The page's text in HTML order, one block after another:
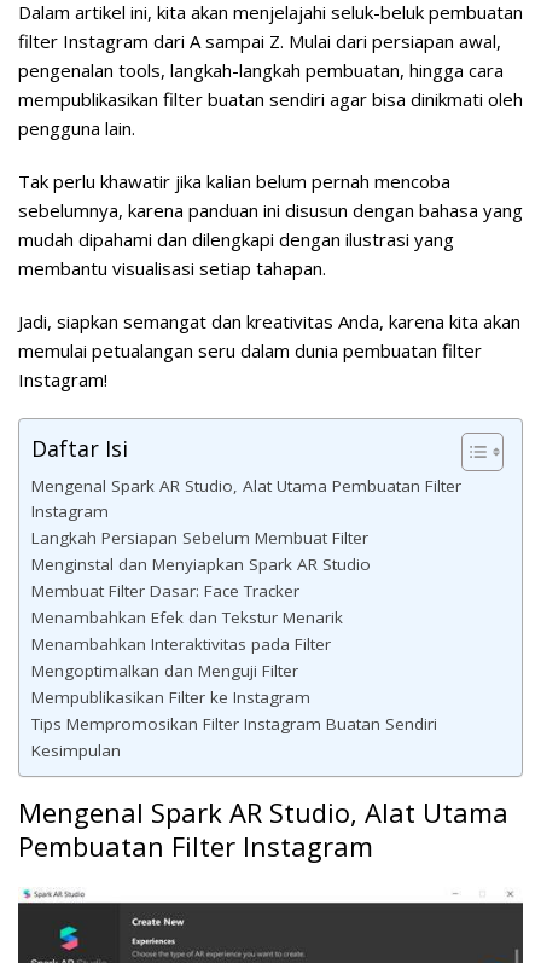
Dalam artikel ini, kita akan menjelajahi seluk-beluk pembuatan
filter Instagram dari A sampai Z. Mulai dari persiapan awal,
pengenalan tools, langkah-langkah pembuatan, hingga cara
mempublikasikan filter buatan sendiri agar bisa dinikmati oleh
pengguna lain.
Tak perlu khawatir jika kalian belum pernah mencoba
sebelumnya, karena panduan ini disusun dengan bahasa yang
mudah dipahami dan dilengkapi dengan ilustrasi yang
membantu visualisasi setiap tahapan.
Jadi, siapkan semangat dan kreativitas Anda, karena kita akan
memulai petualangan seru dalam dunia pembuatan filter
Instagram!
Daftar Isi
Mengenal Spark AR Studio, Alat Utama Pembuatan Filter
Instagram
Langkah Persiapan Sebelum Membuat Filter
Menginstal dan Menyiapkan Spark AR Studio
Membuat Filter Dasar: Face Tracker
Menambahkan Efek dan Tekstur Menarik
Menambahkan Interaktivitas pada Filter
Mengoptimalkan dan Menguji Filter
Mempublikasikan Filter ke Instagram
Tips Mempromosikan Filter Instagram Buatan Sendiri
Kesimpulan
Mengenal Spark AR Studio, Alat Utama
Pembuatan Filter Instagram